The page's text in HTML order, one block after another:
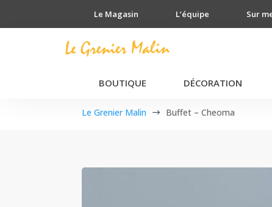
Le Magasin L’équipe Sur
BOUTIQUE DÉCORATION
Le Grenier Malin $ Buffet – Cheoma